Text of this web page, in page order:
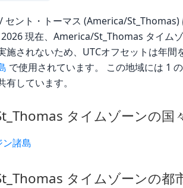
セント・トーマス (America/
現在、America/St_Thomas タイム
施されないため、UTCオフセットは年
で使用されています。 この地域には 1
有しています。
タイムゾーンの国
諸島
タイムゾーンの都